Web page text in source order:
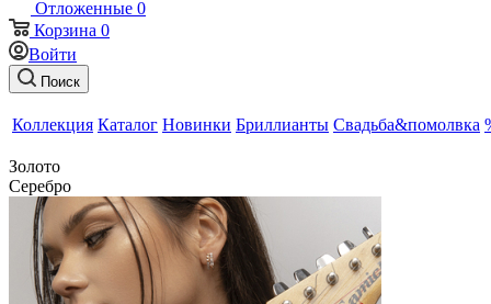
Отложенные 0
Корзина 0
Войти
Поиск
Коллекция Каталог Новинки Бриллианты Свадьба&помолвка
Золото
Серебро